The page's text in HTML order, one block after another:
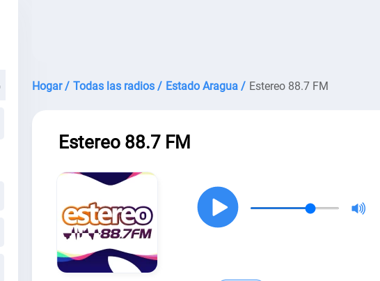
Hogar / Todas las radios / Estado Aragua / Estereo 88.7 FM
Estereo 88.7 FM